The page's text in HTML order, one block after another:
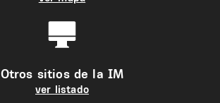
Otros sitios de la IM
ver listado